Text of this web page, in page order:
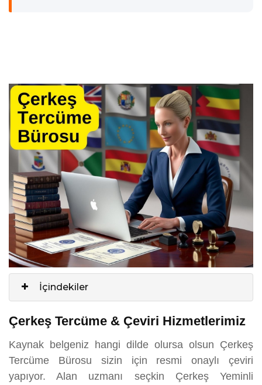
İçindekiler
Çerkeş Tercüme & Çeviri Hizmetlerimiz
Kaynak belgeniz hangi dilde olursa olsun Çerkeş
Tercüme Bürosu sizin için resmi onaylı çeviri
yapıyor. Alan uzmanı seçkin Çerkeş Yeminli